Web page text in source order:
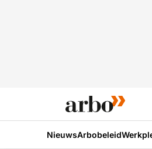
NieuwsArbobeleid